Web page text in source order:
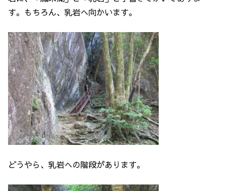
す。もちろん、乳岩へ向かいます。
どうやら、乳岩への階段があります。